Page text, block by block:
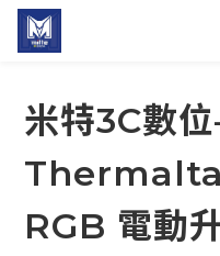
米特3C數
RGB 電動